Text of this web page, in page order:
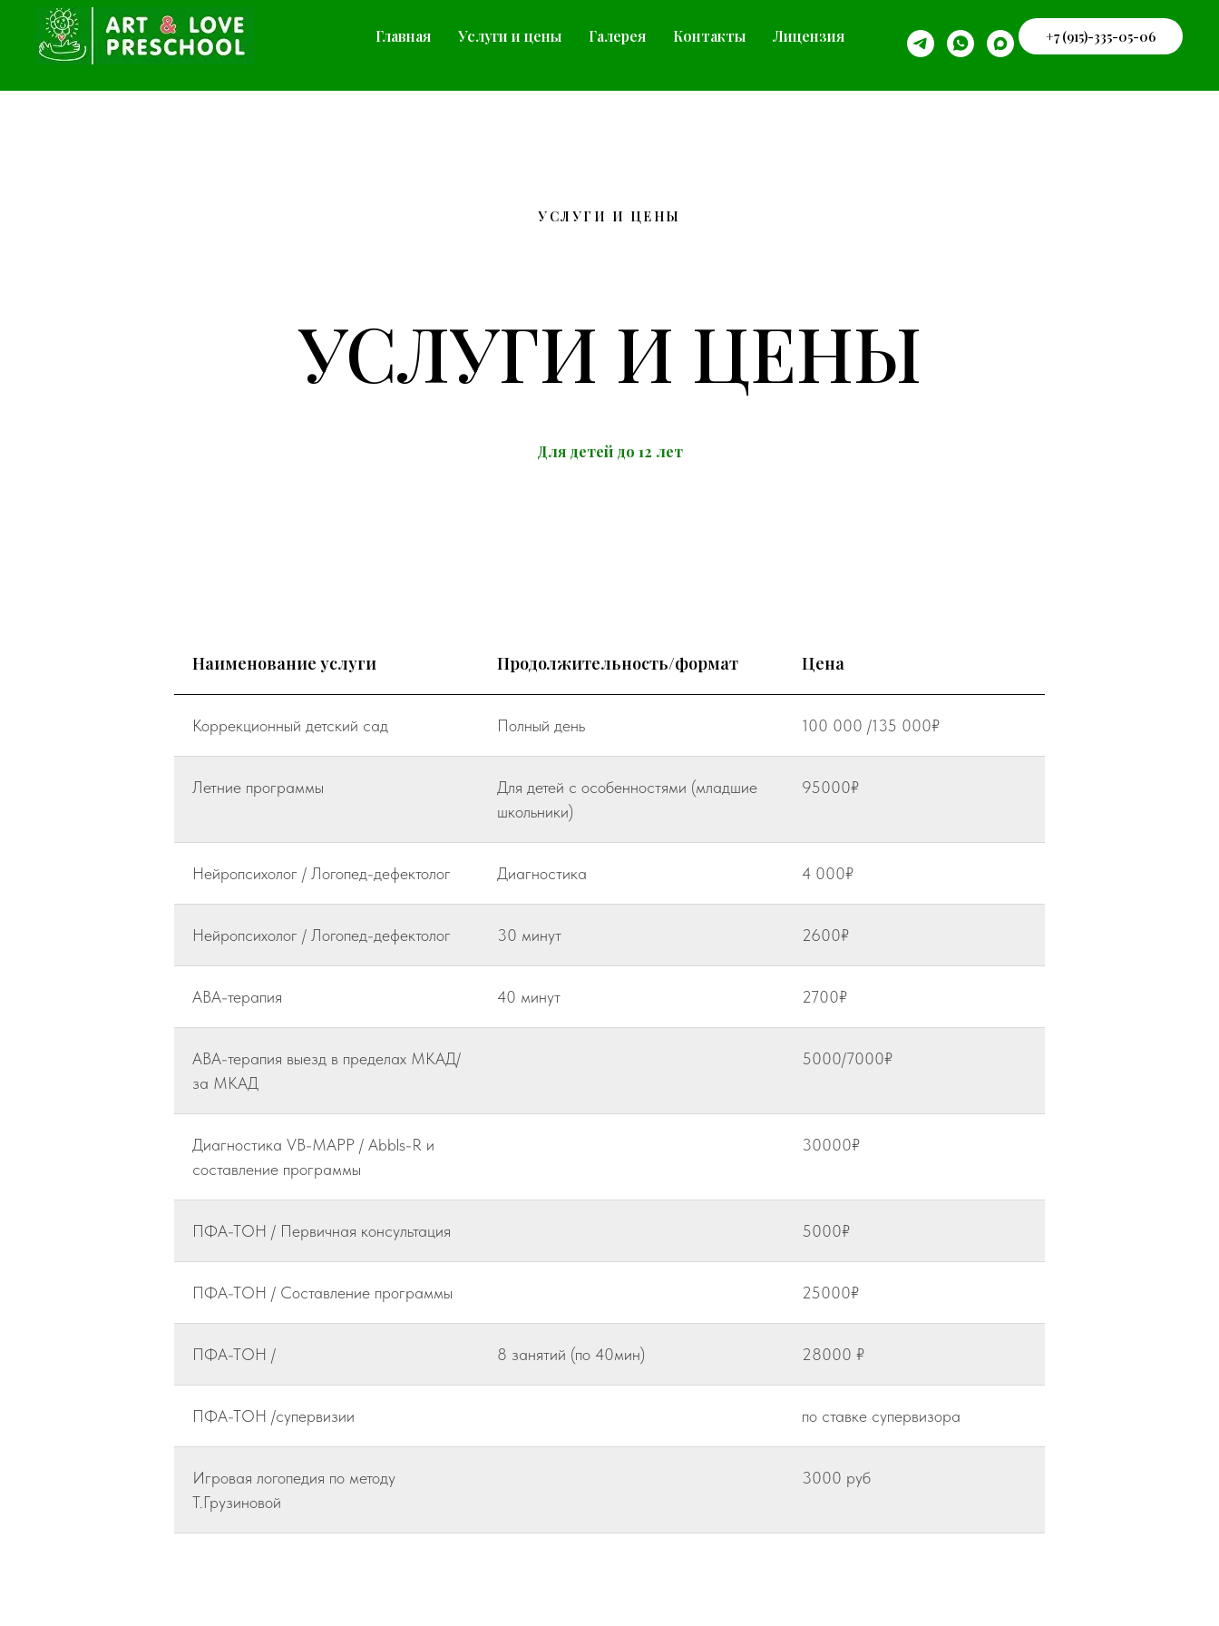
Главная Услуги и цены Галерея Контакты Лицензия +7 (915)-335-05-06
УСЛУГИ И ЦЕНЫ
УСЛУГИ И ЦЕНЫ
Для детей до 12 лет
Наименование услуги Продолжительность/формат Цена
Коррекционный детский сад Полный день 100 000 /135 000₽
Летние программы
Для детей с особенностями (младшие
школьники)
95000₽
Нейропсихолог / Логопед-дефектолог Диагностика 4 000₽
Нейропсихолог / Логопед-дефектолог 30 минут 2600₽
АВА-терапия 40 минут 2700₽
АВА-терапия выезд в пределах МКАД/
за МКАД
5000/7000₽
Диагностика VB-MAPP / Abbls-R и
составление программы
30000₽
ПФА-ТОН / Первичная консультация 5000₽
ПФА-ТОН / Составление программы 25000₽
ПФА-ТОН / 8 занятий (по 40мин) 28000 ₽
ПФА-ТОН /супервизии по ставке супервизора
Игровая логопедия по методу
Т.Грузиновой
3000 руб